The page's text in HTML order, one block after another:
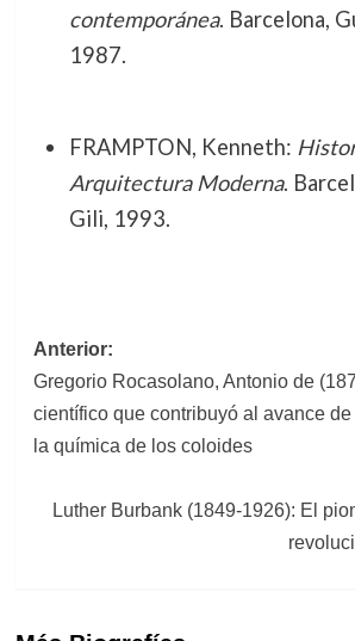
contemporánea. Barcelona,
1987.
FRAMPTON, Kenneth:
Arquitectura Moderna.
Gili, 1993.
Navegación
de
entradas
Anterior:
Gregorio Rocasolano, Antonio de
científico que contribuyó al avance
la química de los coloides
Luther Burbank (1849-1926): El